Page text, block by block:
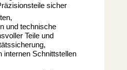
sicher
und technische
Teile und
internen Schnittstellen